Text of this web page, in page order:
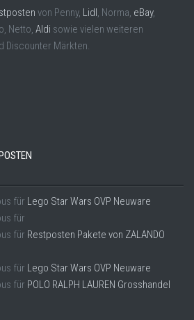
von Penny, Lidl , Norma, eBay,
Netto, Aldi sowie vielen weiteren
Discounter Märkten.
für Lego Star Wars OVP Neuware
für
für Restposten Pakete von ZALANDO
für Lego Star Wars OVP Neuware
für POLO RALPH LAUREN Grosshandel